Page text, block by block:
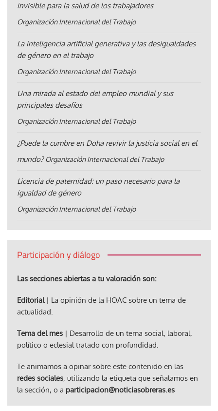
invisible para la salud de los trabajadores
Organización Internacional del Trabajo
La inteligencia artificial generativa y las desigualdades
de género en el trabajo
Organización Internacional del Trabajo
Una mirada al estado del empleo mundial y sus
principales desafíos
Organización Internacional del Trabajo
¿Puede la cumbre en Doha revivir la justicia social en el
mundo? Organización Internacional del Trabajo
Licencia de paternidad: un paso necesario para la
igualdad de género
Organización Internacional del Trabajo
Participación y diálogo
Las secciones abiertas a tu valoración son:
Editorial| La opinión de la HOAC sobre un tema de
actualidad.
Tema del mes | Desarrollo de un tema social, laboral,
político o eclesial tratado con profundidad.
Te animamos a opinar sobre este contenido en las
redes sociales, utilizando la etiqueta que señalamos en
la sección, o a participacion@noticiasobreras.es